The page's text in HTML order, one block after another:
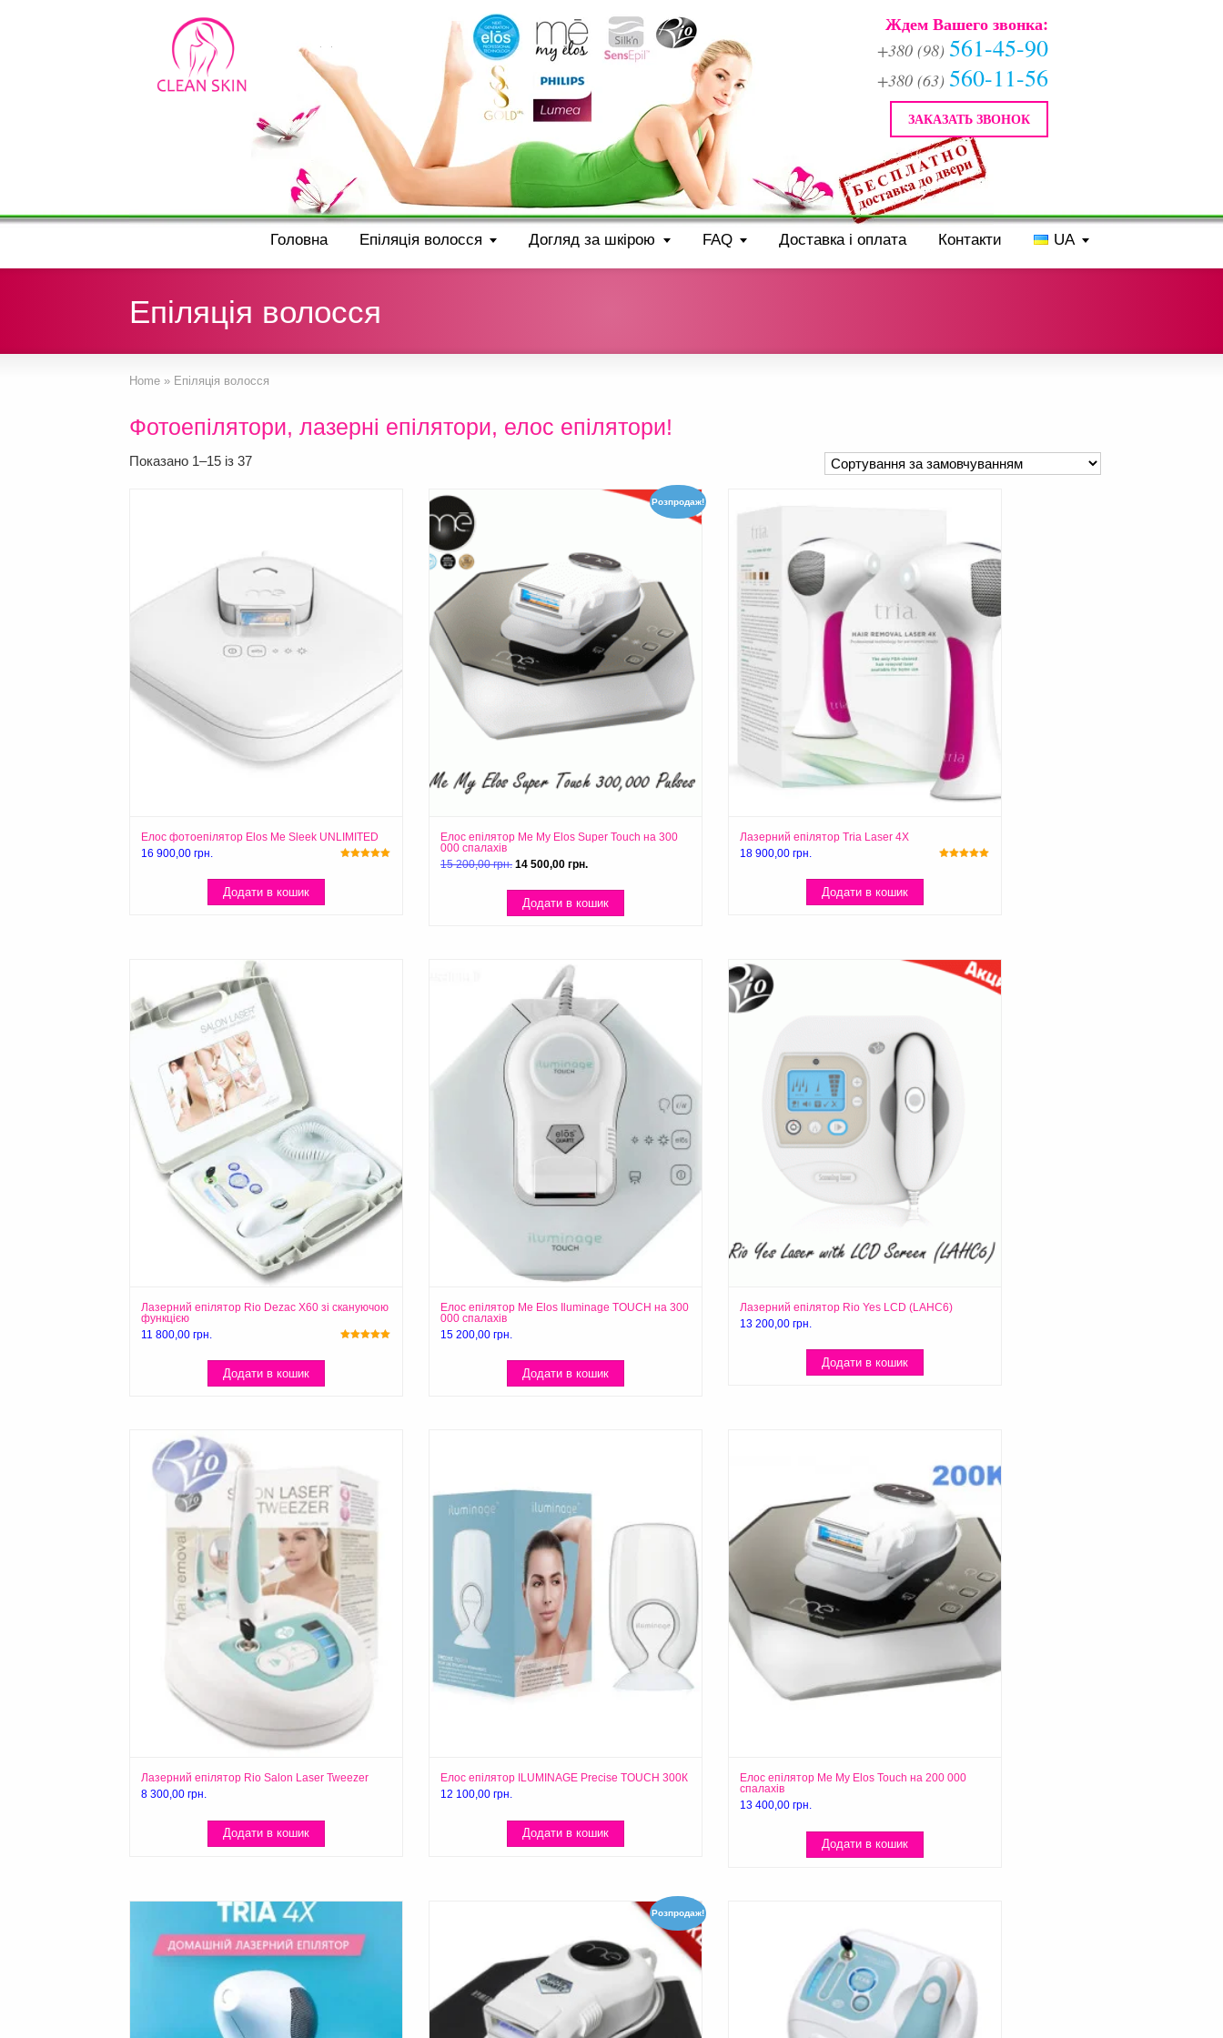
Ждем Вашего звонка:
+380 (98) 561-45-90
+380 (63) 560-11-56
ЗАКАЗАТЬ ЗВОНОК
Головна Епіляція волосся Догляд за шкірою FAQ Доставка і оплата Контакти UA
Епіляція волосся
Home » Епіляція волосся
Фотоепілятори, лазерні епілятори, елос епілятори!
Показано 1–15 із 37
Елос фотоепілятор Elos Me Sleek UNLIMITED
16 900,00 грн.
Додати в кошик
Розпродаж!
Елос епілятор Me My Elos Super Touch на 300
000 спалахів
15 200,00грн. Оригінальна
14 500,00 грн.
Додати в кошик
Лазерний епілятор Tria Laser 4X
18 900,00 грн.
Додати в кошик
Лазерний епілятор Rio Dezac X60 зі скануючою
функцією
11 800,00 грн.
Додати в кошик
Елос епілятор Me Elos Iluminage TOUCH на 300
000 спалахів
15 200,00 грн.
Додати в кошик
Лазерний епілятор Rio Yes LCD (LAHC6)
13 200,00 грн.
Додати в кошик
Лазерний епілятор Rio Salon Laser Tweezer
8 300,00 грн.
Додати в кошик
Елос епілятор ILUMINAGE Precise TOUCH 300К
12 100,00 грн.
Додати в кошик
Елос епілятор Me My Elos Touch на 200 000
спалахів
13 400,00 грн.
Додати в кошик
Розпродаж!